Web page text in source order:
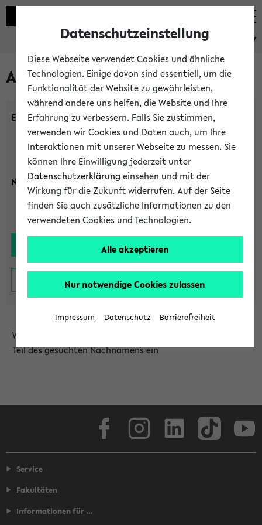
eKVV
Alle Lehrenden
Einrichtung:
Nachname:
Wählen Sie die Einrichtung aus und/oder geben Sie einen
Teil des gesuchten Nachnamens ein
Service
Fakultäten
Informationen für ...
Datenschutzeinstellung
Diese Webseite verwendet Cookies und ähnliche
Technologien. Einige davon sind essentiell, um die
Funktionalität der Website zu gewährleisten,
während andere uns helfen, die Website und Ihre
Erfahrung zu verbessern. Falls Sie zustimmen,
verwenden wir Cookies und Daten auch, um Ihre
Interaktionen mit unserer Webseite zu messen. Sie
können Ihre Einwilligung jederzeit unter
Datenschutzerklärung einsehen und mit der
Wirkung für die Zukunft widerrufen. Auf der Seite
finden Sie auch zusätzliche Informationen zu den
verwendeten Cookies und Technologien.
Alle akzeptieren
Nur notwendige Cookies zulassen
Impressum Datenschutz Barrierefreiheit